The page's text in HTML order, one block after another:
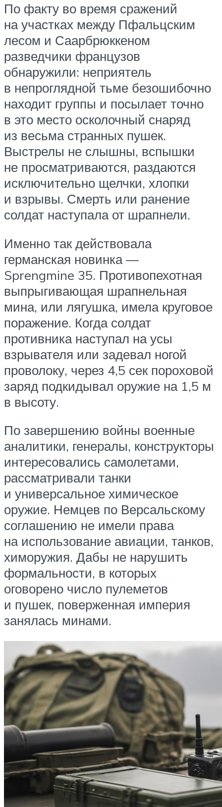
По факту во время сражений
на участках между Пфальцским
лесом и Саарбрюккеном
разведчики французов
обнаружили: неприятель
в непроглядной тьме безошибочно
находит группы и посылает точно
в это место осколочный снаряд
из весьма странных пушек.
Выстрелы не слышны, вспышки
не просматриваются, раздаются
исключительно щелчки, хлопки
и взрывы. Смерть или ранение
солдат наступала от шрапнели.
Именно так действовала
германская новинка —
Sprengmine 35. Противопехотная
выпрыгивающая шрапнельная
мина, или лягушка, имела круговое
поражение. Когда солдат
противника наступал на усы
взрывателя или задевал ногой
проволоку, через 4,5 сек пороховой
заряд подкидывал оружие на 1,5 м
в высоту.
По завершению войны военные
аналитики, генералы, конструкторы
интересовались самолетами,
рассматривали танки
и универсальное химическое
оружие. Немцев по Версальскому
соглашению не имели права
на использование авиации, танков,
химоружия. Дабы не нарушить
формальности, в которых
оговорено число пулеметов
и пушек, поверженная империя
занялась минами.